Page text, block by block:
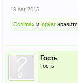
19 авг 2015
Coolmax и Ingvar
Гость
Гость